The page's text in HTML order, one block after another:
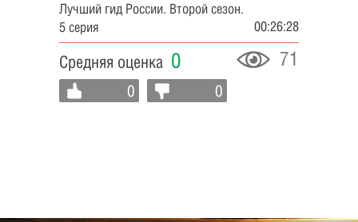
Лучший гид России. Второй сезон.
5 серия
00:26:28
Средняя оценка 0 71
0 0